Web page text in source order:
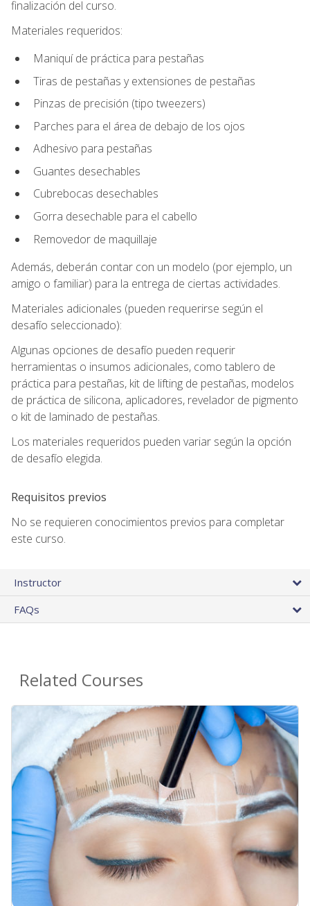
finalización del curso.
Materiales requeridos:
Maniquí de práctica para pestañas
Tiras de pestañas y extensiones de pestañas
Pinzas de precisión (tipo tweezers)
Parches para el área de debajo de los ojos
Adhesivo para pestañas
Guantes desechables
Cubrebocas desechables
Gorra desechable para el cabello
Removedor de maquillaje
Además, deberán contar con un modelo (por ejemplo, un
amigo o familiar) para la entrega de ciertas actividades.
Materiales adicionales (pueden requerirse según el
desafío seleccionado):
Algunas opciones de desafío pueden requerir
herramientas o insumos adicionales, como tablero de
práctica para pestañas, kit de lifting de pestañas, modelos
de práctica de silicona, aplicadores, revelador de pigmento
o kit de laminado de pestañas.
Los materiales requeridos pueden variar según la opción
de desafío elegida.
Requisitos previos
No se requieren conocimientos previos para completar
este curso.
Instructor
FAQs
Related Courses